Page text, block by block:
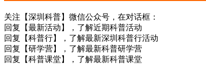
关注【深圳科普】微信公众号，在对话框：
回复【最新活动】，了解近期科普活动
回复【科普行】，了解最新深圳科普行活动
回复【研学营】，了解最新科普研学营
回复【科普课堂】，了解最新科普课堂